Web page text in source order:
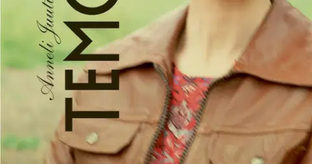
kanssa voi elää hyvää, onnellistakin elämää. Anneli Juutilainen (s.
1983) on espoolainen freelance-toimittaja ja tietokirjailija, joka on
työskennellyt pitkään muun muassa Ilta-Sanomissa, Seurassa ja
Kotiliedessä. Hän on aiemmin kirjoittanut kirjat Kirjeitä nuorelle
itselleni ja Lähtösi jälkeen. Kertomuksia surusta ja selviytymisestä.
Olga Temonen (s. 1978, k. 2025) oli Iitissä asuva näyttelijä ja
yrittäjä, joka näyttelijäntöiden ohella piti miehensä Tuukka Temosen
kanssa suosittua kotieläinpiha Olgan farmia ja pizzeria Rehtoria.
tuotekuvausta